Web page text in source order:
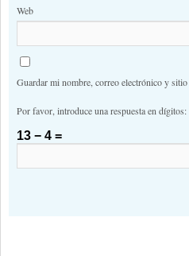
Web
Guardar mi nombre, correo electrónico y
Por favor, introduce una respuesta en dígitos:
13 − 4 =